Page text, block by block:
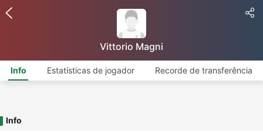
Vittorio Magni
Info Estatísticas de jogador Recorde de transferência
Info